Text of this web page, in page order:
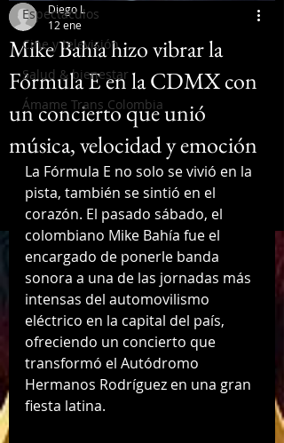
Espectáculos
Cine y televisión
Salud & bienestar
Ámame Trans Colombia
Mike Bahía hizo vibrar la
Fórmula E en la CDMX con
un concierto que unió
música, velocidad y emoción
Diego L
12 ene
La Fórmula E no solo se vivió en la
pista, también se sintió en el
corazón. El pasado sábado, el
colombiano Mike Bahía fue el
encargado de ponerle banda
sonora a una de las jornadas más
intensas del automovilismo
eléctrico en la capital del país,
ofreciendo un concierto que
transformó el Autódromo
Hermanos Rodríguez en una gran
fiesta latina.